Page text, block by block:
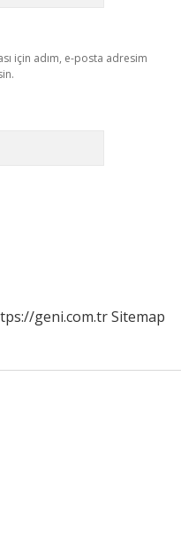
için adım, e-posta adresim
geni.com.trSitemap